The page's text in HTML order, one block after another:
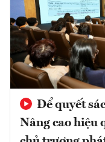
Để quyết
Nâng cao hiệu